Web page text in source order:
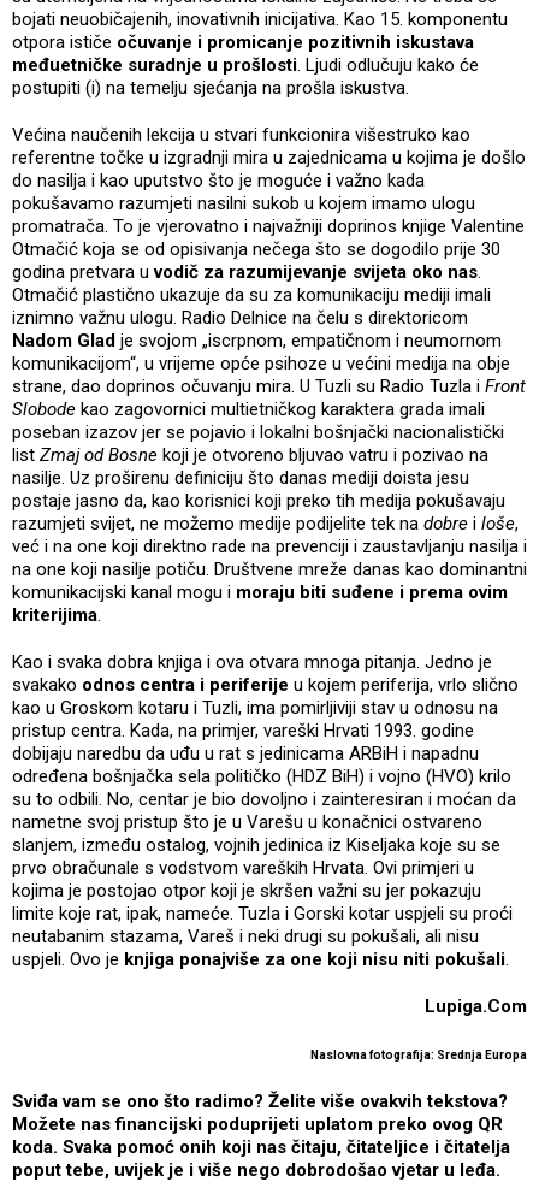
bojati neuobičajenih, inovativnih inicijativa. Kao 15. komponentu
otpora ističe očuvanje i promicanje pozitivnih iskustava
međuetničke suradnje u prošlosti. Ljudi odlučuju kako će
postupiti (i) na temelju sjećanja na prošla iskustva.
Većina naučenih lekcija u stvari funkcionira višestruko kao
referentne točke u izgradnji mira u zajednicama u kojima je došlo
do nasilja i kao uputstvo što je moguće i važno kada
pokušavamo razumjeti nasilni sukob u kojem imamo ulogu
promatrača. To je vjerovatno i najvažniji doprinos knjige Valentine
Otmačić koja se od opisivanja nečega što se dogodilo prije 30
godina pretvara u vodič za razumijevanje svijeta oko nas.
Otmačić plastično ukazuje da su za komunikaciju mediji imali
iznimno važnu ulogu. Radio Delnice na čelu s direktoricom
Nadom Glad je svojom „iscrpnom, empatičnom i neumornom
komunikacijom“, u vrijeme opće psihoze u većini medija na obje
strane, dao doprinos očuvanju mira. U Tuzli su Radio Tuzla i Front
Slobode kao zagovornici multietničkog karaktera grada imali
poseban izazov jer se pojavio i lokalni bošnjački nacionalistički
list Zmaj od Bosne koji je otvoreno bljuvao vatru i pozivao na
nasilje. Uz proširenu definiciju što danas mediji doista jesu
postaje jasno da, kao korisnici koji preko tih medija pokušavaju
razumjeti svijet, ne možemo medije podijelite tek na dobre i loše,
već i na one koji direktno rade na prevenciji i zaustavljanju nasilja i
na one koji nasilje potiču. Društvene mreže danas kao dominantni
komunikacijski kanal mogu i moraju biti suđene i prema ovim
kriterijima.
Kao i svaka dobra knjiga i ova otvara mnoga pitanja. Jedno je
svakako odnos centra i periferije u kojem periferija, vrlo slično
kao u Groskom kotaru i Tuzli, ima pomirljiviji stav u odnosu na
pristup centra. Kada, na primjer, vareški Hrvati 1993. godine
dobijaju naredbu da uđu u rat s jedinicama ARBiH i napadnu
određena bošnjačka sela političko (HDZ BiH) i vojno (HVO) krilo
su to odbili. No, centar je bio dovoljno i zainteresiran i moćan da
nametne svoj pristup što je u Varešu u konačnici ostvareno
slanjem, između ostalog, vojnih jedinica iz Kiseljaka koje su se
prvo obračunale s vodstvom vareških Hrvata. Ovi primjeri u
kojima je postojao otpor koji je skršen važni su jer pokazuju
limite koje rat, ipak, nameće. Tuzla i Gorski kotar uspjeli su proći
neutabanim stazama, Vareš i neki drugi su pokušali, ali nisu
uspjeli. Ovo je knjiga ponajviše za one koji nisu niti pokušali.
Lupiga.Com
Naslovna fotografija: Srednja Europa
Sviđa vam se ono što radimo? Želite više ovakvih tekstova?
Možete nas financijski poduprijeti uplatom preko ovog QR
koda. Svaka pomoć onih koji nas čitaju, čitateljice i čitatelja
poput tebe, uvijek je i više nego dobrodošao vjetar u leđa.